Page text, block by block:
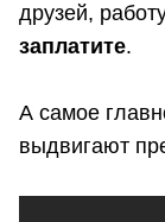
друзей,
заплатите.
А самое
выдвигают